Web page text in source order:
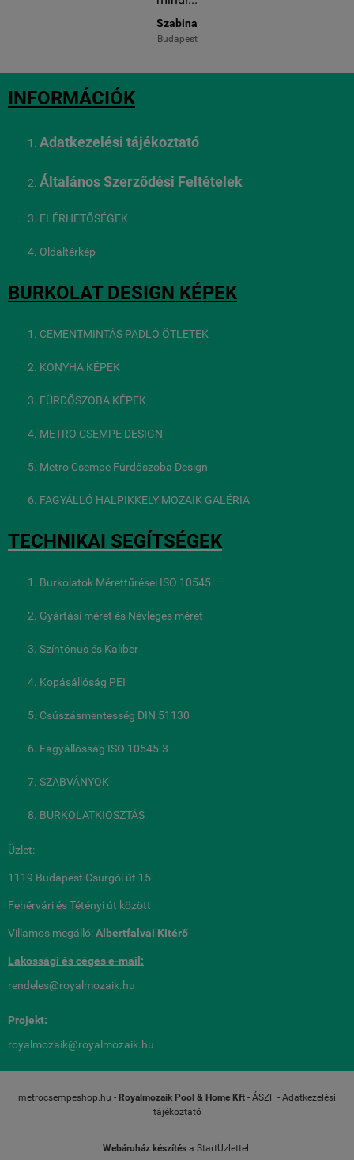
Szabina
Budapest
INFORMÁCIÓK
Adatkezelési tájékoztató
Általános Szerződési Feltételek
ELÉRHETŐSÉGEK
Oldaltérkép
BURKOLAT DESIGN KÉPEK
CEMENTMINTÁS PADLÓ ÖTLETEK
KONYHA KÉPEK
FÜRDŐSZOBA KÉPEK
METRO CSEMPE DESIGN
Metro Csempe Fürdőszoba Design
FAGYÁLLÓ HALPIKKELY MOZAIK GALÉRIA
TECHNIKAI SEGÍTSÉGEK
Burkolatok Mérettűrései ISO 10545
Gyártási méret és Névleges méret
Színtónus és Kaliber
Kopásállóság PEI
Csúszásmentesség DIN 51130
Fagyállósság ISO 10545-3
SZABVÁNYOK
BURKOLATKIOSZTÁS
Üzlet:
1119 Budapest Csurgói út 15
Fehérvári és Tétényi út között
Villamos megálló:Albertfalvai Kitérő
Lakossági és cégese-mail:
rendeles@royalmozaik.hu
Projekt:
royalmozaik@royalmozaik.hu
metrocsempeshop.hu - Royalmozaik Pool & Home Kft - ÁSZF - Adatkezelési
tájékoztató
Webáruház készítés a StartÜzlettel.